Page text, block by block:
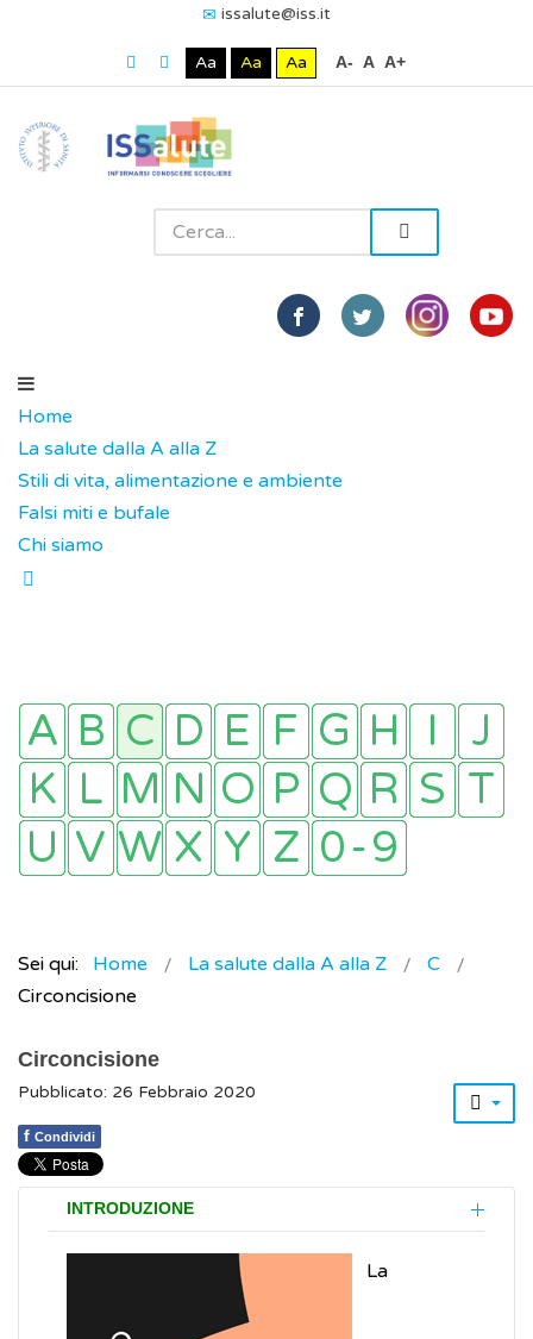
issalute@iss.it
Aa Aa Aa A- A A+
Home
La salute dalla A alla Z
Stili di vita, alimentazione e ambiente
Falsi miti e bufale
Chi siamo
Sei qui: Home La salute dalla A alla Z
C
Circoncisione
Circoncisione
Pubblicato: 26 Febbraio 2020
f Condividi
INTRODUZIONE
La